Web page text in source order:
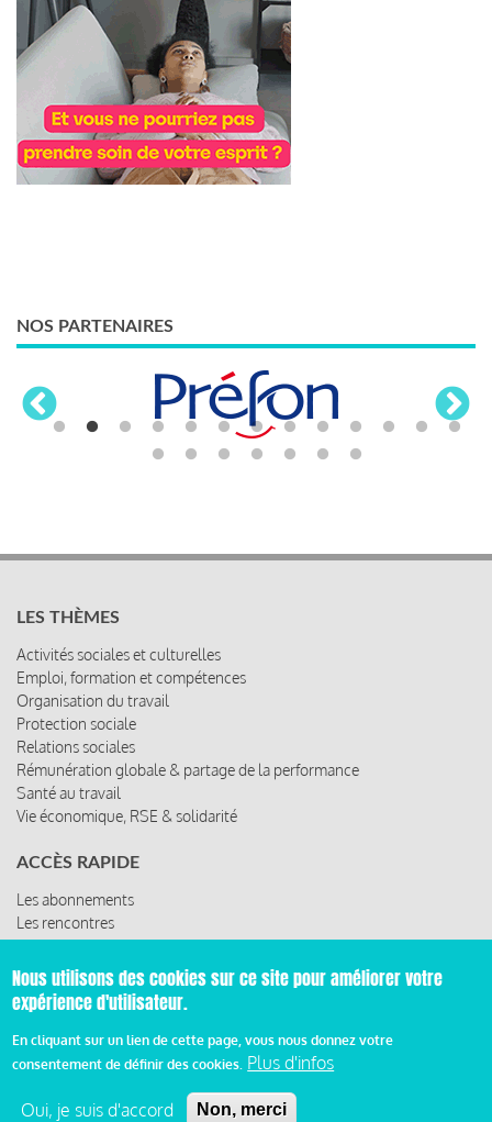
NOS PARTENAIRES
LES THÈMES
Activités sociales et culturelles
Emploi, formation et compétences
Organisation du travail
Protection sociale
Relations sociales
Rémunération globale & partage de la performance
Santé au travail
Vie économique, RSE & solidarité
ACCÈS RAPIDE
Les abonnements
Les rencontres
Les ressources
© 2019 Miroir Social - Réalisé parCafffeine
Mentions légales et condition générale d’utilisation et
d’abonnement
Nous utilisons des cookies sur ce site pour améliorer votre
expérience d'utilisateur.
En cliquant sur un lien de cette page, vous nous donnez votre
consentement de définir des cookies. Plus d'infos
Oui, je suis d'accord Non, merci